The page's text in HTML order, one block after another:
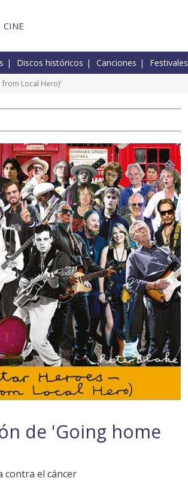
CINE
Discos históricos Canciones Festivales
from Local Hero)'
de 'Going home
contra el cáncer